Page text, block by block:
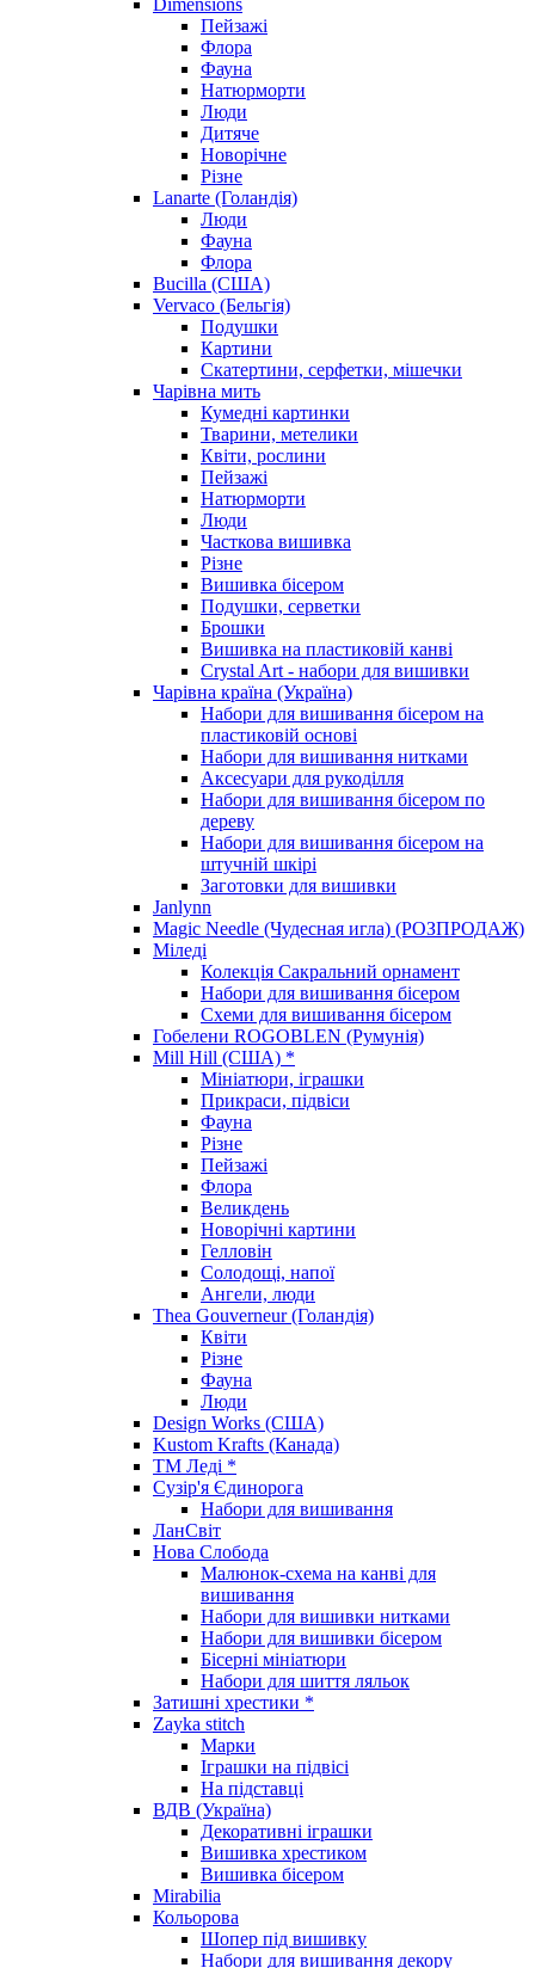
Пейзажі
Флора
Фауна
Натюрморти
Люди
Дитяче
Новорічне
Різне
Lanarte (Голандія)
Люди
Фауна
Флора
Bucilla (США)
Vervaco (Бельгія)
Подушки
Картини
Скатертини, серфетки, мішечки
Чарiвна мить
Кумедні картинки
Тварини, метелики
Квіти, рослини
Пейзажі
Натюрморти
Люди
Часткова вишивка
Різне
Вишивка бісером
Подушки, серветки
Брошки
Вишивка на пластиковій канві
Crystal Art - набори для вишивки
Чарівна країна (Україна)
Набори для вишивання бісером на
пластиковій основі
Набори для вишивання нитками
Аксесуари для рукоділля
Набори для вишивання бісером по
дереву
Набори для вишивання бісером на
штучній шкірі
Заготовки для вишивки
Janlynn
Magic Needle (Чудесная игла) (РОЗПРОДАЖ)
Міледі
Колекція Сакральний орнамент
Набори для вишивання бісером
Схеми для вишивання бісером
Гобелени ROGOBLEN (Румунія)
Mill Hill (США) *
Мініатюри, іграшки
Прикраси, підвіси
Фауна
Різне
Пейзажі
Флора
Великдень
Новорічні картини
Гелловін
Солодощі, напої
Ангели, люди
Thea Gouverneur (Голандія)
Квіти
Різне
Фауна
Люди
Design Works (США)
Kustom Krafts (Канада)
ТМ Леді *
Сузір'я Єдинорога
Набори для вишивання
ЛанСвіт
Нова Слобода
Малюнок-схема на канві для
вишивання
Набори для вишивки нитками
Набори для вишивки бісером
Бісерні мініатюри
Набори для шиття ляльок
Затишні хрестики *
Zayka stitch
Марки
Іграшки на підвісі
На підставці
ВДВ (Україна)
Декоративні іграшки
Вишивка хрестиком
Вишивка бісером
Mirabilia
Кольорова
Шопер під вишивку
Набори для вишивання декору